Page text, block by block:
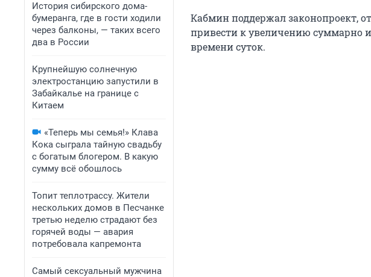
История сибирского дома-
бумеранга, где в гости ходили
через балконы, — таких всего
два в России
Крупнейшую солнечную
электростанцию запустили в
Забайкалье на границе с
Китаем
«Теперь мы семья!» Клава
Кока сыграла тайную свадьбу
с богатым блогером. В какую
сумму всё обошлось
Топит теплотрассу. Жители
нескольких домов в Песчанке
третью неделю страдают без
горячей воды — авария
потребовала капремонта
Самый сексуальный мужчина
Кабмин поддержал законопроект,
привести к увеличению суммарно
времени суток.